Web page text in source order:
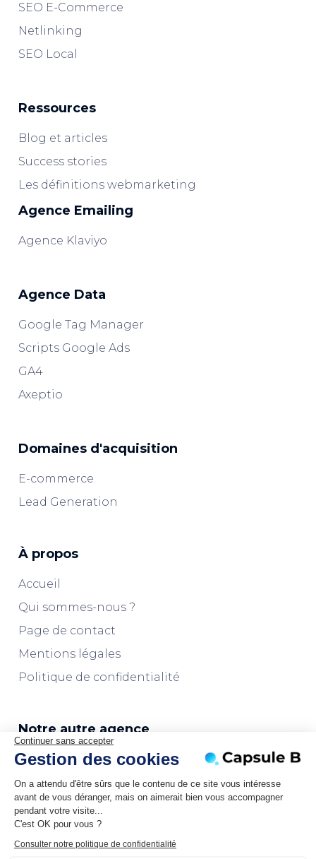
Continuer sans accepter
Gestion des cookies
On a attendu d'être sûrs que le contenu de ce site vous intéresse
avant de vous déranger, mais on aimerait bien vous accompagner
pendant votre visite...
C'est OK pour vous ?
Consulter notre politique de confidentialité
SEO E-Commerce
Netlinking
SEO Local
Ressources
Blog et articles
Success stories
Les définitions webmarketing
Agence Emailing
Agence Klaviyo
Agence Data
Google Tag Manager
Scripts Google Ads
GA4
Axeptio
Domaines d'acquisition
E-commerce
Lead Generation
À propos
Accueil
Qui sommes-nous ?
Page de contact
Mentions légales
Politique de confidentialité
Notre autre agence
L'agence Marketplaces